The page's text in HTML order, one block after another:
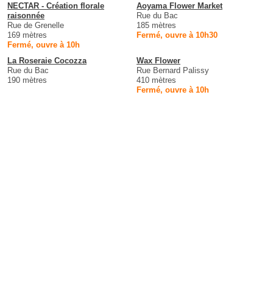
NECTAR - Création florale
raisonnée
Rue de Grenelle
169 mètres
Fermé, ouvre à 10h
Aoyama Flower Market
Rue du Bac
185 mètres
Fermé, ouvre à 10h30
La Roseraie Cocozza
Rue du Bac
190 mètres
Wax Flower
Rue Bernard Palissy
410 mètres
Fermé, ouvre à 10h